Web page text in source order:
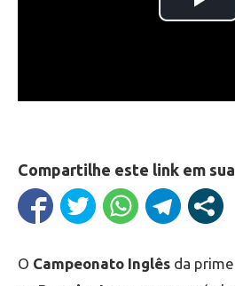
Compartilhe este link em
O Campeonato Inglês da